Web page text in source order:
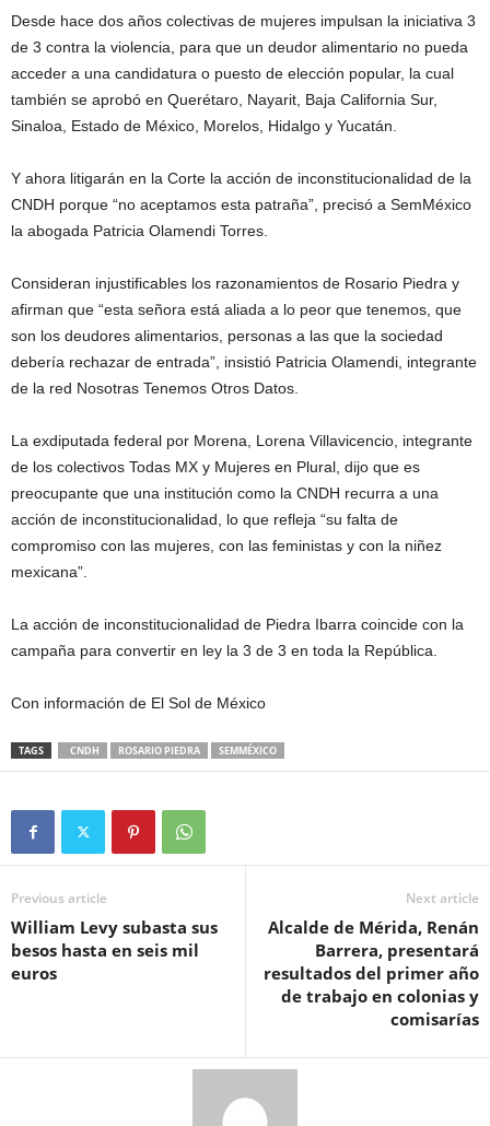
Desde hace dos años colectivas de mujeres impulsan la iniciativa 3
de 3 contra la violencia, para que un deudor alimentario no pueda
acceder a una candidatura o puesto de elección popular, la cual
también se aprobó en Querétaro, Nayarit, Baja California Sur,
Sinaloa, Estado de México, Morelos, Hidalgo y Yucatán.
Y ahora litigarán en la Corte la acción de inconstitucionalidad de la
CNDH porque “no aceptamos esta patraña”, precisó a SemMéxico
la abogada Patricia Olamendi Torres.
Consideran injustificables los razonamientos de Rosario Piedra y
afirman que “esta señora está aliada a lo peor que tenemos, que
son los deudores alimentarios, personas a las que la sociedad
debería rechazar de entrada”, insistió Patricia Olamendi, integrante
de la red Nosotras Tenemos Otros Datos.
La exdiputada federal por Morena, Lorena Villavicencio, integrante
de los colectivos Todas MX y Mujeres en Plural, dijo que es
preocupante que una institución como la CNDH recurra a una
acción de inconstitucionalidad, lo que refleja “su falta de
compromiso con las mujeres, con las feministas y con la niñez
mexicana”.
La acción de inconstitucionalidad de Piedra Ibarra coincide con la
campaña para convertir en ley la 3 de 3 en toda la República.
Con información de El Sol de México
TAGS CNDH ROSARIO PIEDRA SEMMÉXICO
Previous article
William Levy subasta sus
besos hasta en seis mil
euros
Next article
Alcalde de Mérida, Renán
Barrera, presentará
resultados del primer año
de trabajo en colonias y
comisarías